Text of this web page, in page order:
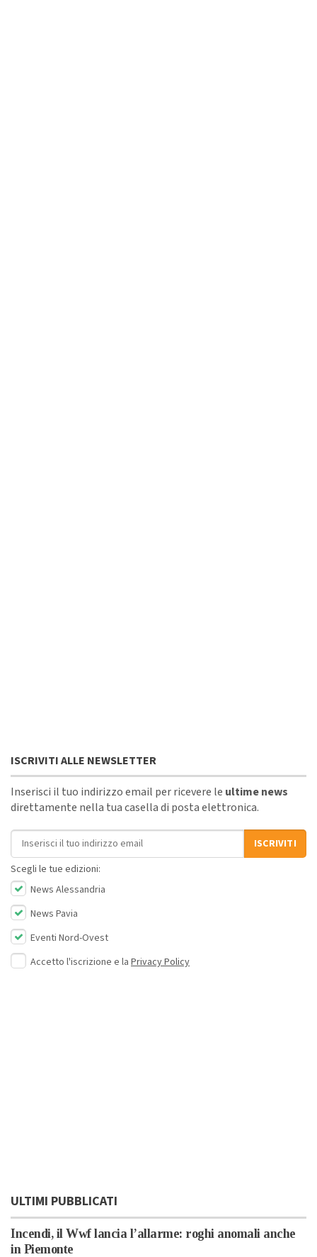
ISCRIVITI ALLE NEWSLETTER
Inserisci il tuo indirizzo email per ricevere le ultime news
direttamente nella tua casella di posta elettronica.
Indirizzo email
ISCRIVITI
Scegli le tue edizioni:
News Alessandria
News Pavia
Eventi Nord-Ovest
Accetto l'iscrizione e la Privacy Policy
ULTIMI PUBBLICATI
Incendi, il Wwf lancia l’allarme: roghi anomali anche
in Piemonte